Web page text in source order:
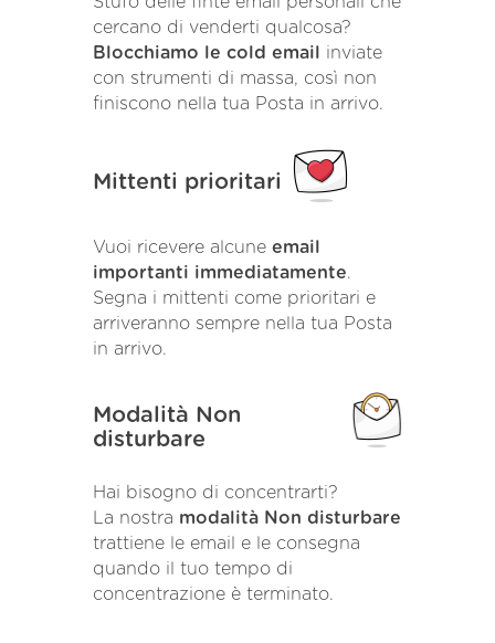
cercano di venderti qualcosa?
Blocchiamo le cold email inviate
con strumenti di massa, così non
finiscono nella tua Posta in arrivo.
Mittenti prioritari
Vuoi ricevere alcune email
importanti immediatamente.
Segna i mittenti come prioritari e
arriveranno sempre nella tua Posta
in arrivo.
Modalità Non
disturbare
Hai bisogno di concentrarti?
La nostra modalità Non disturbare
trattiene le email e le consegna
quando il tuo tempo di
concentrazione è terminato.